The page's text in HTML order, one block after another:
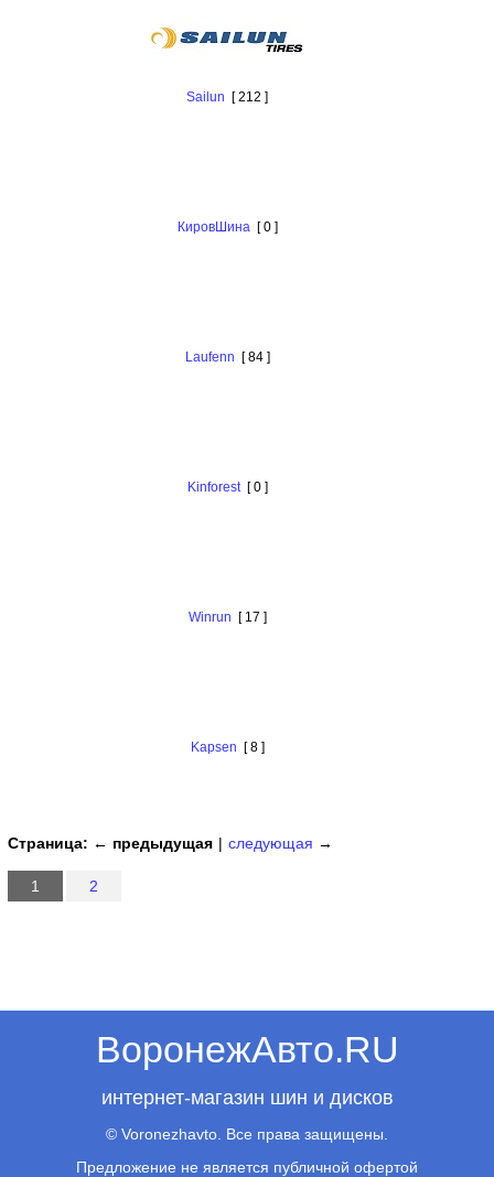
Sailun [ 212 ]
КировШина[ 0 ]
Laufenn [ 84 ]
Kinforest[ 0 ]
Winrun [ 17 ]
Kapsen [ 8 ]
Страница: ← предыдущая | следующая →
1 2
ВоронежАвто.RU
интернет-магазин шин и дисков
© Voronezhavto. Все права защищены.
Предложение не является публичной офертой